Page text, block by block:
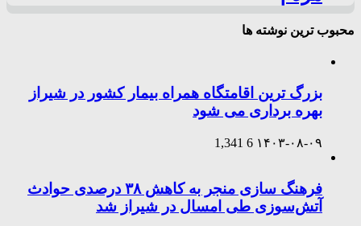
محبوب ترین نوشته ها
بزرگ ترین اقامتگاه همراه بیمار کشور در شیراز
بهره برداری می شود
۱۴۰۳-۰۸-۰۹ 6
1,341
فرهنگ سازی منجر به کاهش ۳۸ درصدی حوادث
آتش‌سوزی طی امسال در شیراز شد